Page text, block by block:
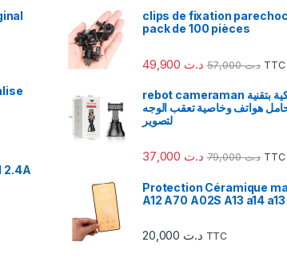
2.4A
clips de fixation
pack de 100 pièces
د.ت د.ت57,000 TTC
rebot cameraman أداة التصوير الذكية بتقنية
هواتف وخاصية تعقب الوجه
لتصوير
د.ت د.ت79,000 TTC
Protection Céramique
A12 A70 A02S A13 a14 a13
د.ت TTC